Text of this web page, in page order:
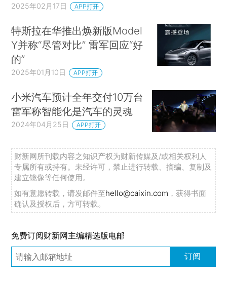
2025年02月17日 APP打开
特斯拉在华推出焕新版Model
Y并称“尽管对比” 雷军回应“好
的”
2025年01月10日 APP打开
小米汽车预计全年交付10万台
雷军称智能化是汽车的灵魂
2024年04月25日 APP打开
财新网所刊载内容之知识产权为财新传媒及/或相关权利人
专属所有或持有。未经许可，禁止进行转载、摘编、复制及
建立镜像等任何使用。
如有意愿转载，请发邮件至hello@caixin.com ，获得书面
确认及授权后，方可转载。
免费订阅财新网主编精选版电邮
订阅